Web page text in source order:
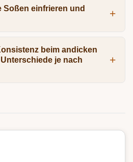
Soßen einfrieren und
beim andicken
je nach